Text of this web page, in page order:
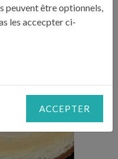
: 1 nuit
: 10 à 12
peuvent être optionnels,
les accecpter ci-
ACCEPTER